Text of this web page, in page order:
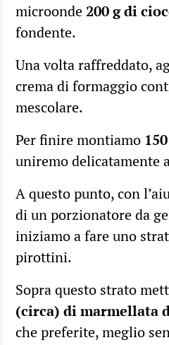
microonde200 g di
fondente.
Una volta raffreddato,
crema di formaggio
mescolare.
Per finire montiamo
uniremo delicatamente
A questo punto, con
di un porzionatore da
iniziamo a fare uno
pirottini.
Sopra questo strato
(circa) di marmellata
che preferite, meglio